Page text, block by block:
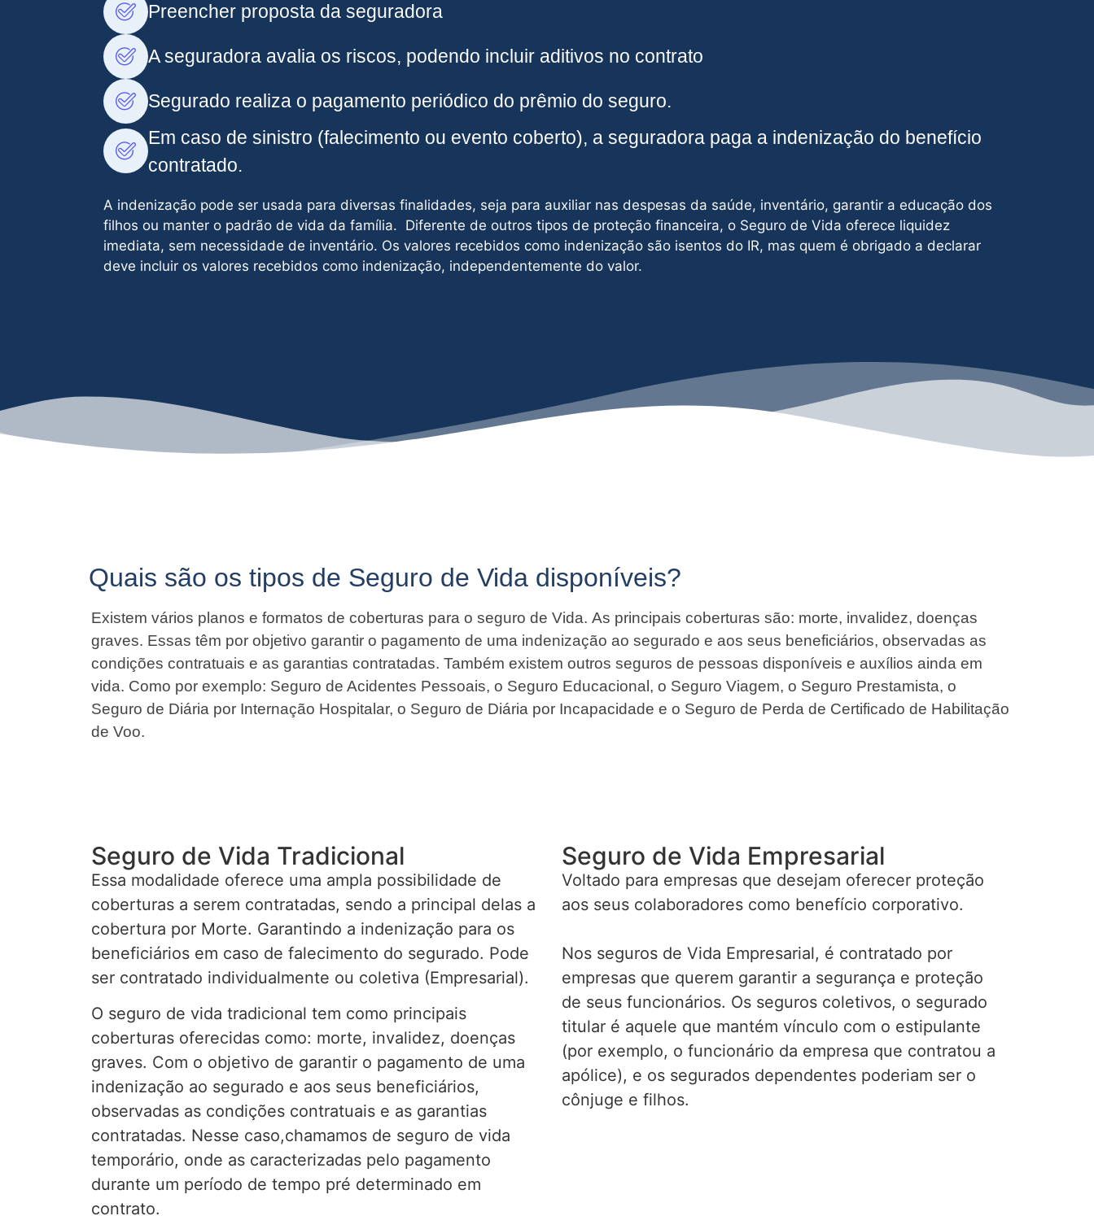
Preencher proposta da seguradora
A seguradora avalia os riscos, podendo incluir aditivos no contrato
Segurado realiza o pagamento periódico do prêmio do seguro.
Em caso de sinistro (falecimento ou evento coberto), a seguradora paga a indenização do benefício
contratado.
A indenização pode ser usada para diversas finalidades, seja para auxiliar nas despesas da saúde, inventário, garantir a educação dos
filhos ou manter o padrão de vida da família. Diferente de outros tipos de proteção financeira, o Seguro de Vida oferece liquidez
imediata, sem necessidade de inventário. Os valores recebidos como indenização são isentos do IR, mas quem é obrigado a declarar
deve incluir os valores recebidos como indenização, independentemente do valor.
Quais são os tipos de Seguro de Vida disponíveis?
Existem vários planos e formatos de coberturas para o seguro de Vida. As principais coberturas são: morte, invalidez, doenças
graves. Essas têm por objetivo garantir o pagamento de uma indenização ao segurado e aos seus beneficiários, observadas as
condições contratuais e as garantias contratadas. Também existem outros seguros de pessoas disponíveis e auxílios ainda em
vida. Como por exemplo: Seguro de Acidentes Pessoais, o Seguro Educacional, o Seguro Viagem, o Seguro Prestamista, o
Seguro de Diária por Internação Hospitalar, o Seguro de Diária por Incapacidade e o Seguro de Perda de Certificado de Habilitação
de Voo.
Seguro de Vida Tradicional
Essa modalidade oferece uma ampla possibilidade de
coberturas a serem contratadas, sendo a principal delas a
cobertura por Morte. Garantindo a indenização para os
beneficiários em caso de falecimento do segurado. Pode
ser contratado individualmente ou coletiva (Empresarial).
O seguro de vida tradicional tem como principais
coberturas oferecidas como: morte, invalidez, doenças
graves. Com o objetivo de garantir o pagamento de uma
indenização ao segurado e aos seus beneficiários,
observadas as condições contratuais e as garantias
contratadas. Nesse caso,chamamos de seguro de vida
temporário, onde as caracterizadas pelo pagamento
durante um período de tempo pré determinado em
contrato.
Seguro de Vida Empresarial
Voltado para empresas que desejam oferecer proteção
aos seus colaboradores como benefício corporativo.
Nos seguros de Vida Empresarial, é contratado por
empresas que querem garantir a segurança e proteção
de seus funcionários. Os seguros coletivos, o segurado
titular é aquele que mantém vínculo com o estipulante
(por exemplo, o funcionário da empresa que contratou a
apólice), e os segurados dependentes poderiam ser o
cônjuge e filhos.